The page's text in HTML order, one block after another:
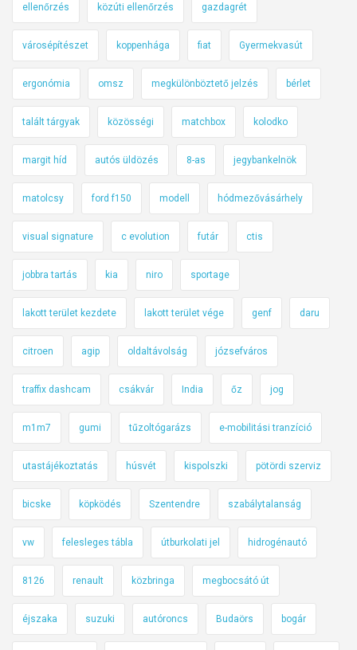
ellenőrzés közúti ellenőrzés gazdagrét
városépítészet koppenhága fiat Gyermekvasút
ergonómia omsz megkülönböztető jelzés bérlet
talált tárgyak közösségi matchbox kolodko
margit híd autós üldözés 8-as jegybankelnök
matolcsy ford f150 modell hódmezővásárhely
visual signature c evolution futár ctis
jobbra tartás kia niro sportage
lakott terület kezdete lakott terület vége genf daru
citroen agip oldaltávolság józsefváros
traffix dashcam csákvár India őz jog
m1m7 gumi tűzoltógarázs e-mobilitási tranzíció
utastájékoztatás húsvét kispolszki pötördi szerviz
bicske köpködés Szentendre szabálytalanság
vw felesleges tábla útburkolati jel hidrogénautó
8126 renault közbringa megbocsátó út
éjszaka suzuki autóroncs Budaörs bogár